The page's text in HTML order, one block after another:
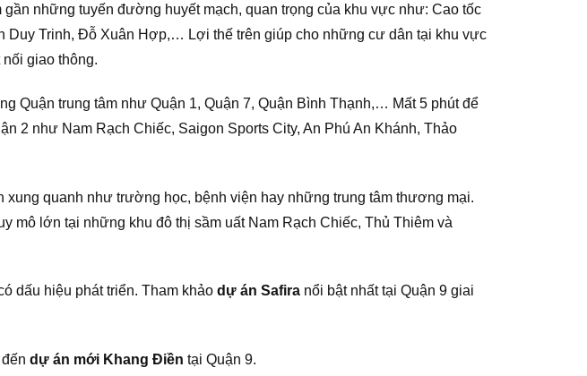
những tuyến đường huyết mạch, quan trọng của khu vực như: Cao tốc
Duy Trinh, Đỗ Xuân Hợp,… Lợi thế trên giúp cho những cư dân tại khu vực
giao thông.
Quận trung tâm như Quận 1, Quận 7, Quận Bình Thạnh,… Mất 5 phút để
2 như Nam Rạch Chiếc, Saigon Sports City, An Phú An Khánh, Thảo
quanh như trường học, bệnh viện hay những trung tâm thương mại.
mô lớn tại những khu đô thị sầm uất Nam Rạch Chiếc, Thủ Thiêm và
dấu hiệu phát triển. Tham khảo dự án Safira nổi bật nhất tại Quận 9 giai
dự án mới Khang Điền tại Quận 9.